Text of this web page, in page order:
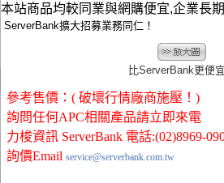
本站商品均較同業與網購便宜,企業長
ServerBank擴大招募業務同仁！
比ServerBank更便
參考售價：( 破壞行情廠商施壓！)
詢問任何APC相關產品請立即來電
力梭資訊 ServerBank 電話:(02)8969-
詢價Email service@serverbank.com.tw